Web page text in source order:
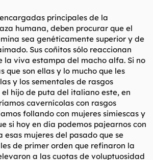
todo el concurso, lo cual demuestra que
las mujeres que buscan un hombre que
y demas tonterias lo que realmete
que las guste fisicamente y que las sepa
y si para ello se tienen que
mejor que mejor.
principales de la
humana, deben procurar que el
sea genéticamente superior y de
Sus coñitos sólo reaccionan
la viva estampa del macho alfa. Si no
que son ellas y lo mucho que les
y los sementales de rasgos
hijo de puta del italiano este, en
cavernícolas con rasgos
follando con mujeres simiescas y
si hoy en día podemos pajearnos con
esas mujeres del pasado que se
de primer orden que refinaron la
a las cuotas de voluptuosidad